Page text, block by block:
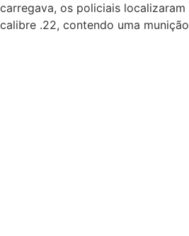
carregava, os policiais localizaram
calibre .22, contendo uma